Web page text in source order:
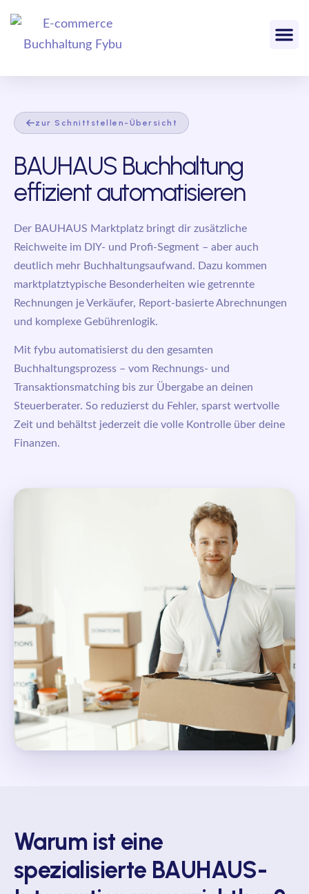
zur Schnittstellen-Übersicht
BAUHAUS Buchhaltung
effizient automatisieren
Der BAUHAUS Marktplatz bringt dir zusätzliche
Reichweite im DIY- und Profi-Segment – aber auch
deutlich mehr Buchhaltungsaufwand. Dazu kommen
marktplatztypische Besonderheiten wie getrennte
Rechnungen je Verkäufer, Report-basierte Abrechnungen
und komplexe Gebührenlogik.
Mit fybu automatisierst du den gesamten
Buchhaltungsprozess – vom Rechnungs- und
Transaktionsmatching bis zur Übergabe an deinen
Steuerberater. So reduzierst du Fehler, sparst wertvolle
Zeit und behältst jederzeit die volle Kontrolle über deine
Finanzen.
Warum ist eine
spezialisierte BAUHAUS-